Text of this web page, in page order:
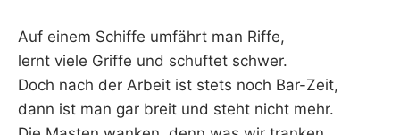
Auf einem Schiffe umfährt man Riffe,
lernt viele Griffe und schuftet schwer.
Doch nach der Arbeit ist stets noch Bar-Zeit,
dann ist man gar breit und steht nicht mehr.